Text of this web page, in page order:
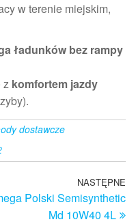
w terenie miejskim,
ładunków bez rampy
z komfortem jazdy
dostawcze
NASTĘPNE
Polski Semisynthetic
Md 10W40 4L